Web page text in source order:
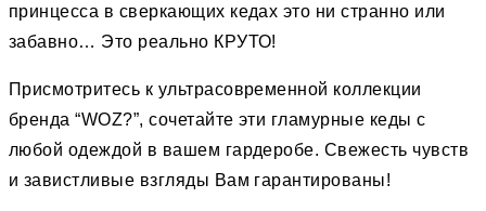
принцесса в сверкающих кедах это ни странно или
забавно… Это реально КРУТО!
Присмотритесь к ультрасовременной коллекции
бренда “WOZ?”, сочетайте эти гламурные кеды с
любой одеждой в вашем гардеробе. Свежесть чувств
и завистливые взгляды Вам гарантированы!